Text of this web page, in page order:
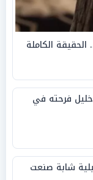
الكاملة
فرحته في
شابة صنعت